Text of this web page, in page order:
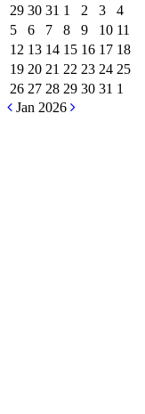
29 30 31 1 2 3
4
5
6 7 8 9 10 11
12 13 14 15 16 17 18
19 20 21 22 23 24 25
26 27 28 29 30 31 1
Jan 2026